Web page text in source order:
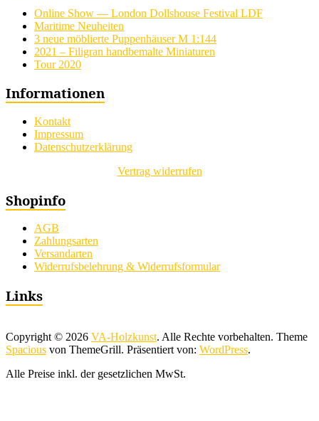
Online Show — London Dollshouse Festival LDF
Maritime Neuheiten
3 neue möblierte Puppenhäuser M 1:144
2021 – Filigran handbemalte Miniaturen
Tour 2020
Informationen
Kontakt
Impressum
Datenschutzerklärung
Vertrag widerrufen
Shopinfo
AGB
Zahlungsarten
Versandarten
Widerrufsbelehrung & Widerrufsformular
Links
Copyright © 2026 VA-Holzkunst. Alle Rechte vorbehalten. Theme
Spacious von ThemeGrill. Präsentiert von: WordPress.
Alle Preise inkl. der gesetzlichen MwSt.